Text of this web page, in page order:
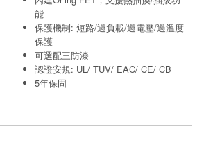
能
保護機制: 短路/過負載/過電壓/過溫度
保護
可選配三防漆
認證安規: UL/ TUV/ EAC/ CE/ CB
5年保固